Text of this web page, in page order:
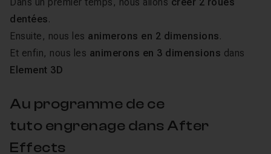
dentées.
Ensuite, nous les animerons en 2 dimensions.
Et enfin, nous les animerons en 3 dimensions dans
Element 3D
Au programme de ce
tuto engrenage dans After
Effects